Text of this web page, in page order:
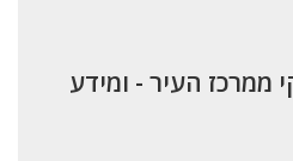
ממרכז העיר - ומידע